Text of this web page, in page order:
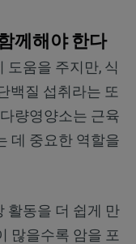
께해야 한다
도움을 주지만, 식
백질 섭취라는 또
량영양소는 근육
데 중요한 역할을
활동을 더 쉽게 만
많을수록 암을 포